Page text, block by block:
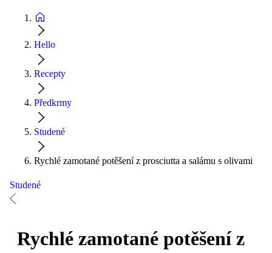
Hello
Recepty
Předkrmy
Studené
Rychlé zamotané potěšení z prosciutta a salámu s olivami
Studené
Rychlé zamotané potěšení z